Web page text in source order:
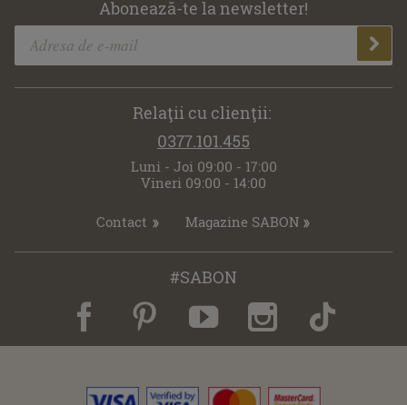
Abonează-te la newsletter!
Relaţii cu clienţii:
0377.101.455
Luni - Joi 09:00 - 17:00
Vineri 09:00 - 14:00
Contact Magazine SABON
#SABON